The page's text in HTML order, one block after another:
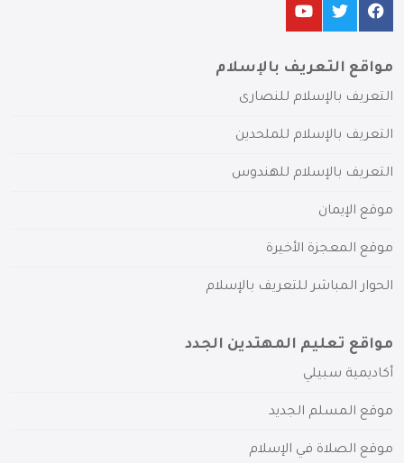
مواقع التعريف بالإسلام
التعريف بالإسلام للنصارى
التعريف بالإسلام للملحدين
التعريف بالإسلام للهندوس
موقع الإيمان
موقع المعجزة الأخيرة
الحوار المباشر للتعريف بالإسلام
مواقع تعليم المهتدين الجدد
أكاديمية سبيلي
موقع المسلم الجديد
موقع الصلاة في الإسلام